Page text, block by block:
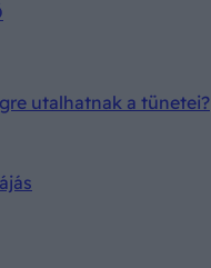
utalhatnak a tünetei?